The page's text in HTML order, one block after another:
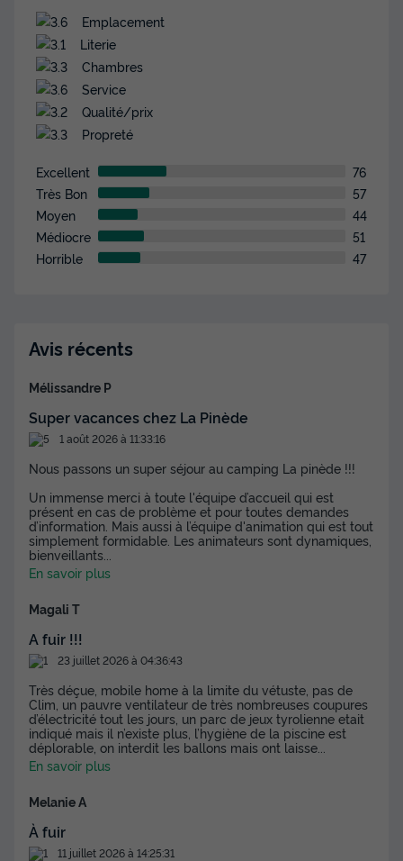
Emplacement
Literie
Chambres
Service
Qualité/prix
Propreté
Excellent
76
Très Bon
57
Moyen
44
Médiocre
51
Horrible
47
Avis récents
Mélissandre P
Super vacances chez La Pinède
1 août 2026 à 11:33:16
Nous passons un super séjour au camping La pinède !!!
Un immense merci à toute l'équipe d’accueil qui est
présent en cas de problème et pour toutes demandes
d’information. Mais aussi à l’équipe d'animation qui est tout
simplement formidable. Les animateurs sont dynamiques,
bienveillants
En savoir plus
Magali T
A fuir !!!
23 juillet 2026 à 04:36:43
Très déçue, mobile home à la limite du vétuste, pas de
Clim, un pauvre ventilateur de très nombreuses coupures
d’électricité tout les jours, un parc de jeux tyrolienne etait
indiqué mais il n’existe plus, l’hygiène de la piscine est
déplorable, on interdit les ballons mais ont laisse
En savoir plus
Melanie A
À fuir
11 juillet 2026 à 14:25:31